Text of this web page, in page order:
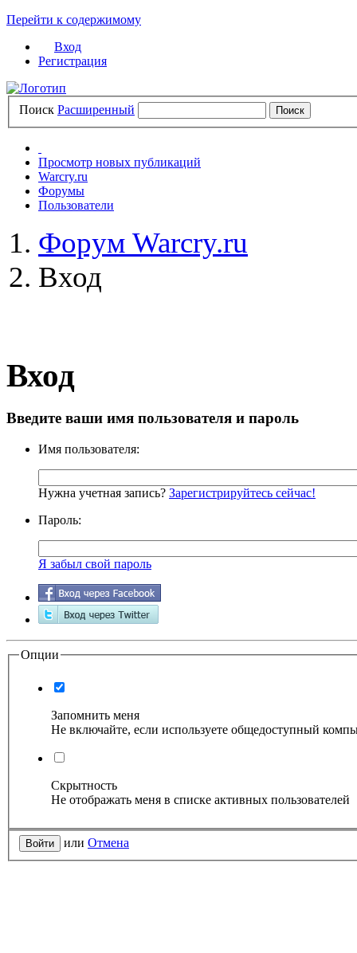
Перейти к содержимому
Вход
Регистрация
Поиск Расширенный
Просмотр новых публикаций
Warcry.ru
Форумы
Пользователи
Форум Warcry.ru
Вход
Вход
Введите ваши имя пользователя и пароль
Имя пользователя:
Нужна учетная запись? Зарегистрируйтесь сейчас!
Пароль:
Я забыл свой пароль
Опции
Запомнить меня
Не включайте, если используете общедоступный
Скрытность
Не отображать меня в списке активных пользователей
или Отмена